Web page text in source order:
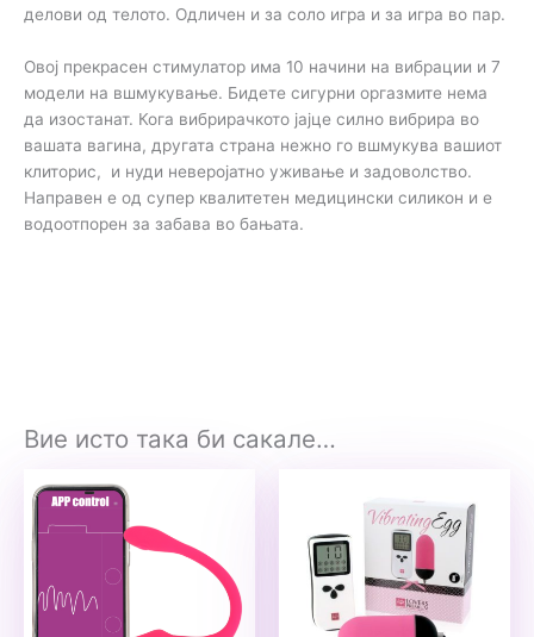
делови од телото. Одличен и за соло игра и за игра во пар.
Овој прекрасен стимулатор има 10 начини на вибрации и 7
модели на вшмукување. Бидете сигурни оргазмите нема
да изостанат. Кога вибрирачкото јајце силно вибрира во
вашата вагина, другата страна нежно го вшмукува вашиот
клиторис, и нуди неверојатно уживање и задоволство.
Направен е од супер квалитетен медицински силикон и е
водоотпорен за забава во бањата.
Вие исто така би сакале…